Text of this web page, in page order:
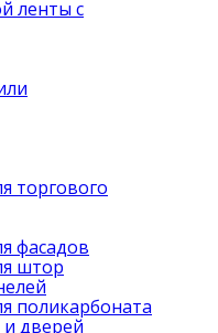
ленты с
торгового
фасадов
штор
поликарбоната
дверей